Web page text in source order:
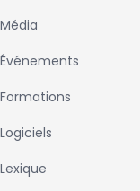
Média
Événements
Formations
Logiciels
Lexique